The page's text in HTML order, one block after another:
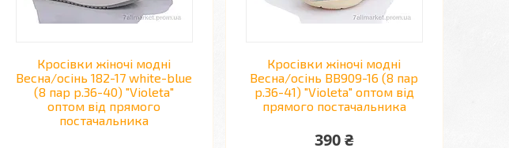
Кросівки жіночі модні
Весна/осінь 182-17 white-blue
(8 пар р.36-40) "Violeta"
оптом від прямого
постачальника
Кросівки жіночі модні
Весна/осінь BB909-16 (8 пар
р.36-41) "Violeta" оптом від
прямого постачальника
390 ₴